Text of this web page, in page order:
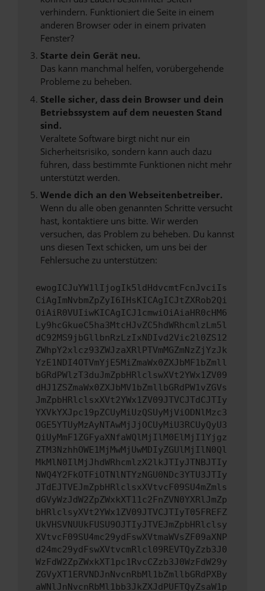
verhindern. Funktioniert die Seite in einem
anderen Browser oder in einem privaten
Fenster?
Starte dein Gerät neu.
Das kann manchmal helfen, vorübergehende
Probleme zu beheben.
Stelle sicher, dass dein Browser und dein
Betriebssystem auf dem neuesten Stand
sind.
Veraltete Software birgt nicht nur ein
Sicherheitsrisiko, sondern kann auch dazu
führen, dass bestimmte Funktionen nicht mehr
unterstützt werden.
Wende dich an den Webseitenbetreiber.
Wenn du alle oben genannten Schritte versucht
hast, kontaktiere uns bitte. Wir werden
versuchen, das Problem zu beheben. Du kannst
uns diesen Text schicken, um uns bei der
Fehlersuche zu unterstützen:
ewogICJuYW1lIjogIk5ldHdvcmtFcnJvciIs
CiAgImNvbmZpZyI6IHsKICAgICJtZXRob2Qi
OiAiR0VUIiwKICAgICJ1cmwiOiAiaHR0cHM6
Ly9hcGkueC5ha3MtcHJvZC5hdWRhcmlzLm5l
dC92MS9jbGllbnRzLzIxNDIvd2Vic2l0ZS12
ZWhpY2xlcz93ZWJzaXRlPTVmMGZmNzZjYzJk
YzE1NDI4OTVmYjE5MiZmaWx0ZXJbMF1bZmll
bGRdPWlzT3duJmZpbHRlclswXVt2YWx1ZV09
dHJ1ZSZmaWx0ZXJbMV1bZmllbGRdPW1vZGVs
JmZpbHRlclsxXVt2YWx1ZV09JTVCJTdCJTIy
YXVkYXJpc19pZCUyMiUzQSUyMjViODNlMzc3
OGE5YTUyMzAyNTAwMjJjOCUyMiU3RCUyQyU3
QiUyMmF1ZGFyaXNfaWQlMjIlM0ElMjI1Yjgz
ZTM3NzhhOWE1MjMwMjUwMDIyZGUlMjIlN0Ql
MkMlN0IlMjJhdWRhcmlzX2lkJTIyJTNBJTIy
NWQ4Y2FkOTFiOTNlNTYzNGU0NDc3YTU3JTIy
JTdEJTVEJmZpbHRlclsxXVtvcF09SU4mZmls
dGVyWzJdW2ZpZWxkXT11c2FnZVN0YXRlJmZp
bHRlclsyXVt2YWx1ZV09JTVCJTIyT05FREFZ
UkVHSVNUUkFUSU9OJTIyJTVEJmZpbHRlclsy
XVtvcF09SU4mc29ydFswXVtmaWVsZF09aXNP
d24mc29ydFswXVtvcmRlcl09REVTQyZzb3J0
WzFdW2ZpZWxkXT1pc1RvcCZzb3J0WzFdW29y
ZGVyXT1ERVNDJnNvcnRbMl1bZmllbGRdPXBy
aWNlJnNvcnRbMl1bb3JkZXJdPUFTQyZsaW1p